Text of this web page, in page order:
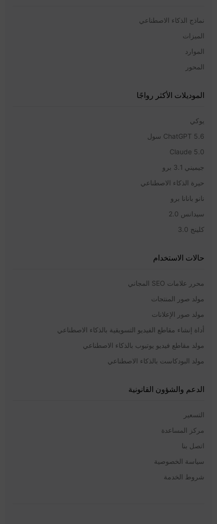
نماذج الذكاء الاصطناعي
الميزات
الموارد
المحور
الموديلات الأكثر رواجًا
يوكي
ChatGPT 5.6 سول
Claude 5.0
جيميني 3.1 برو
حيرة الذكاء الاصطناعي
نانو بانانا برو
سيدانس 2.0
كلينج 3.0
حالات الاستخدام
محرر علامات SEO المجاني
مولد صور المنتجات
مولد صور الإعلانات
أداة إنشاء مقاطع الفيديو التسويقية بالذكاء الاصطناعي
مولد مقاطع فيديو يوتيوب بالذكاء الاصطناعي
مولد البودكاست بالذكاء الاصطناعي
الدعم والشؤون القانونية
التسعير
مركز المساعدة
اتصل بنا
سياسة الخصوصية
شروط الخدمة